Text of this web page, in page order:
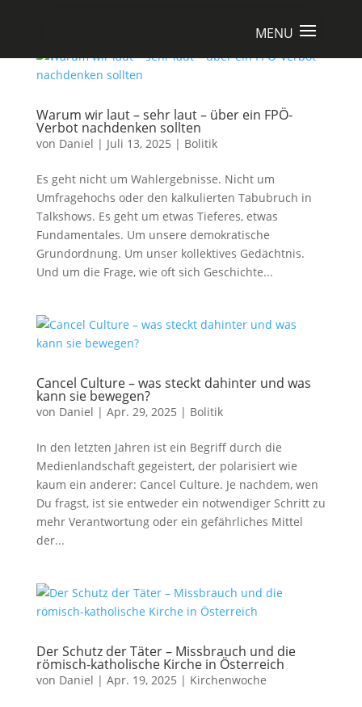
Warum wir laut – sehr laut – über ein FPÖ-
Verbot nachdenken sollten
von Daniel | Juli 13, 2025 | Bolitik
Es geht nicht um Wahlergebnisse. Nicht um
Umfragehochs oder den kalkulierten Tabubruch in
Talkshows. Es geht um etwas Tieferes, etwas
Fundamentales. Um unsere demokratische
Grundordnung. Um unser kollektives Gedächtnis.
Und um die Frage, wie oft sich Geschichte...
Cancel Culture – was steckt dahinter und was
kann sie bewegen?
von Daniel | Apr. 29, 2025 | Bolitik
In den letzten Jahren ist ein Begriff durch die
Medienlandschaft gegeistert, der polarisiert wie
kaum ein anderer: Cancel Culture. Je nachdem, wen
Du fragst, ist sie entweder ein notwendiger Schritt zu
mehr Verantwortung oder ein gefährliches Mittel
der...
Der Schutz der Täter – Missbrauch und die
römisch-katholische Kirche in Österreich
von Daniel | Apr. 19, 2025 | Kirchenwoche